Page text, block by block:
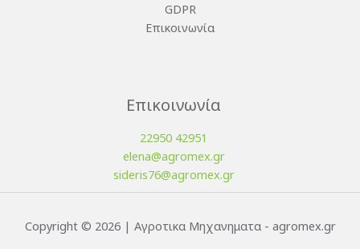
GDPR
Επικοινωνία
Επικοινωνία
22950 42951
elena@agromex.gr
sideris76@agromex.gr
Copyright © 2026 | Αγροτικα Μηχανηματα - agromex.gr